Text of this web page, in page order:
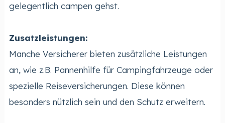
gelegentlich campen gehst.
Zusatzleistungen:
Manche Versicherer bieten zusätzliche Leistungen
an, wie z.B. Pannenhilfe für Campingfahrzeuge oder
spezielle Reiseversicherungen. Diese können
besonders nützlich sein und den Schutz erweitern.